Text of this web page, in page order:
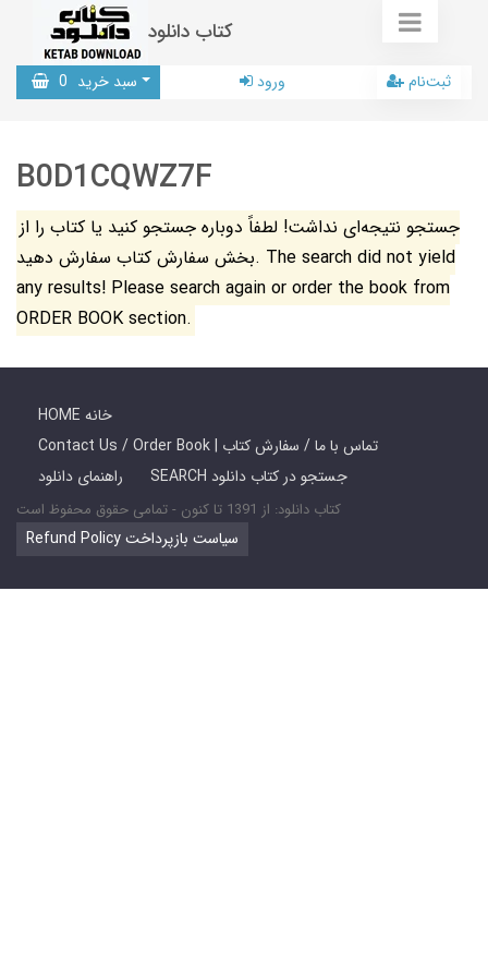
کتاب دانلود
سبد خرید 0 ورود ثبت‌نام
B0D1CQWZ7F
جستجو نتیجه‌ای نداشت! لطفاً دوباره جستجو کنید یا کتاب را از
بخش سفارش کتاب سفارش دهید. The search did not yield
any results! Please search again or order the book from
ORDER BOOK section.
HOME خانه
Contact Us / Order Book | تماس با ما / سفارش کتاب
راهنمای دانلود
SEARCH جستجو در کتاب دانلود
کتاب دانلود: از 1391 تا کنون - تمامی حقوق محفوظ است
Refund Policy سیاست بازپرداخت